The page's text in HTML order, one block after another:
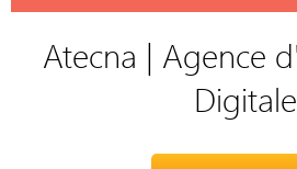
Atecna | Agence
Digitale